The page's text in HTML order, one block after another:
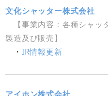
文化シャッター株式会社
【事業内容：各種シャッ
製造及び販売】
・ IR情報更新